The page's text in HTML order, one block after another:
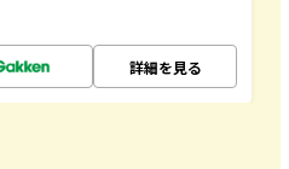
詳細を見る